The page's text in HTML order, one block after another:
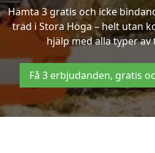
Hämta 3 gratis och icke
träd i Stora Höga – helt utan
hjälp med alla typer
Få 3 erbjudanden, gratis